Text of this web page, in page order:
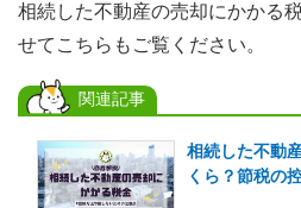
相続した不動産の売却にかかる
せてこちらもご覧ください。
関連記事
相続した不動
くら？節税の